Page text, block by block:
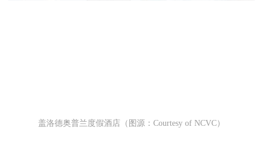
盖洛德奥普兰度假酒店（图源：Courtesy of NCVC）